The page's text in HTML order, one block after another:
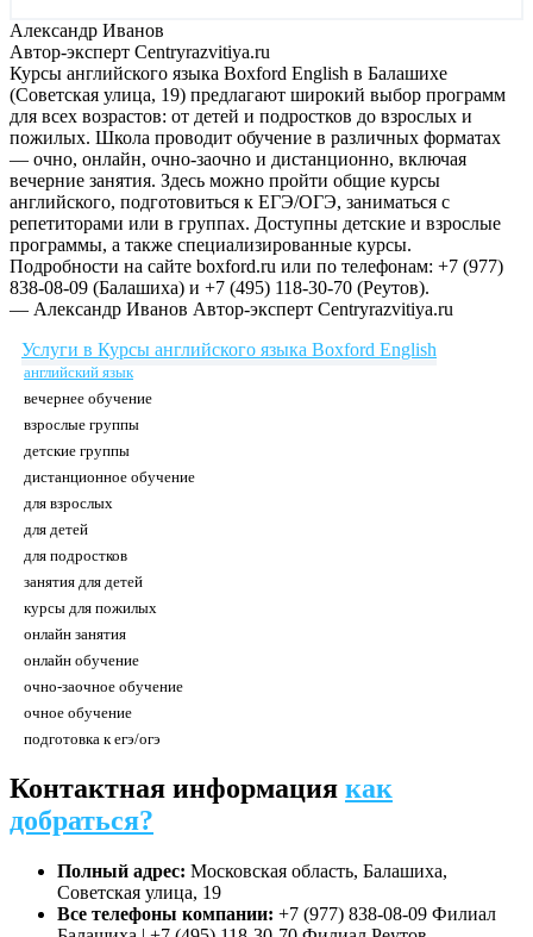
Александр Иванов
Автор-эксперт Centryrazvitiya.ru
Курсы английского языка Boxford English в Балашихе
(Советская улица, 19) предлагают широкий выбор программ
для всех возрастов: от детей и подростков до взрослых и
пожилых. Школа проводит обучение в различных форматах
— очно, онлайн, очно-заочно и дистанционно, включая
вечерние занятия. Здесь можно пройти общие курсы
английского, подготовиться к ЕГЭ/ОГЭ, заниматься с
репетиторами или в группах. Доступны детские и взрослые
программы, а также специализированные курсы.
Подробности на сайте boxford.ru или по телефонам: +7 (977)
838-08-09 (Балашиха) и +7 (495) 118-30-70 (Реутов).
— Александр Иванов Автор-эксперт Centryrazvitiya.ru
Услуги в Курсы английского языка Boxford English
английский язык
вечернее обучение
взрослые группы
детские группы
дистанционное обучение
для взрослых
для детей
для подростков
занятия для детей
курсы для пожилых
онлайн занятия
онлайн обучение
очно-заочное обучение
очное обучение
подготовка к егэ/огэ
Контактная информация как
добраться?
Полный адрес: Московская область, Балашиха,
Советская улица, 19
Все телефоны компании: +7 (977) 838-08-09 Филиал